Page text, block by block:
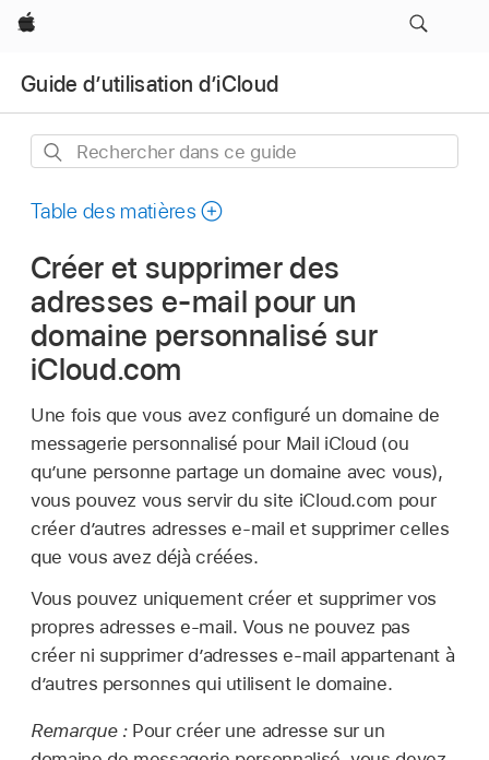
Apple
Guide d’utilisation d’iCloud
Rechercher
ce
Table des matières
Créer et supprimer des
adresses e‑mail pour un
domaine personnalisé sur
iCloud.com
Une fois que vous avez configuré un domaine de
messagerie personnalisé pour Mail iCloud (ou
qu’une personne partage un domaine avec vous),
vous pouvez vous servir du site iCloud.com pour
créer d’autres adresses e‑mail et supprimer celles
que vous avez déjà créées.
Vous pouvez uniquement créer et supprimer vos
propres adresses e‑mail. Vous ne pouvez pas
créer ni supprimer d’adresses e‑mail appartenant à
d’autres personnes qui utilisent le domaine.
Remarque : Pour créer une adresse sur un